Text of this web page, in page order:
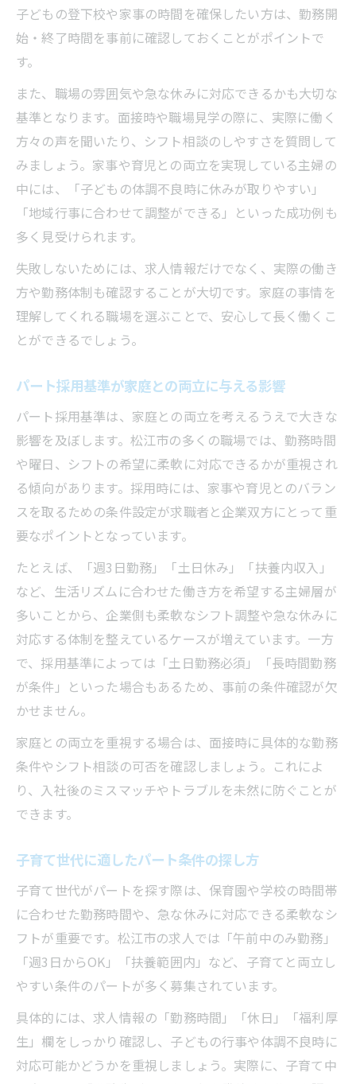
子どもの登下校や家事の時間を確保したい方は、勤務開
始・終了時間を事前に確認しておくことがポイントで
す。
また、職場の雰囲気や急な休みに対応できるかも大切な
基準となります。面接時や職場見学の際に、実際に働く
方々の声を聞いたり、シフト相談のしやすさを質問して
みましょう。家事や育児との両立を実現している主婦の
中には、「子どもの体調不良時に休みが取りやすい」
「地域行事に合わせて調整ができる」といった成功例も
多く見受けられます。
失敗しないためには、求人情報だけでなく、実際の働き
方や勤務体制も確認することが大切です。家庭の事情を
理解してくれる職場を選ぶことで、安心して長く働くこ
とができるでしょう。
パート採用基準が家庭との両立に与える影響
パート採用基準は、家庭との両立を考えるうえで大きな
影響を及ぼします。松江市の多くの職場では、勤務時間
や曜日、シフトの希望に柔軟に対応できるかが重視され
る傾向があります。採用時には、家事や育児とのバラン
スを取るための条件設定が求職者と企業双方にとって重
要なポイントとなっています。
たとえば、「週3日勤務」「土日休み」「扶養内収入」
など、生活リズムに合わせた働き方を希望する主婦層が
多いことから、企業側も柔軟なシフト調整や急な休みに
対応する体制を整えているケースが増えています。一方
で、採用基準によっては「土日勤務必須」「長時間勤務
が条件」といった場合もあるため、事前の条件確認が欠
かせません。
家庭との両立を重視する場合は、面接時に具体的な勤務
条件やシフト相談の可否を確認しましょう。これによ
り、入社後のミスマッチやトラブルを未然に防ぐことが
できます。
子育て世代に適したパート条件の探し方
子育て世代がパートを探す際は、保育園や学校の時間帯
に合わせた勤務時間や、急な休みに対応できる柔軟なシ
フトが重要です。松江市の求人では「午前中のみ勤務」
「週3日からOK」「扶養範囲内」など、子育てと両立し
やすい条件のパートが多く募集されています。
具体的には、求人情報の「勤務時間」「休日」「福利厚
生」欄をしっかり確認し、子どもの行事や体調不良時に
対応可能かどうかを重視しましょう。実際に、子育て中